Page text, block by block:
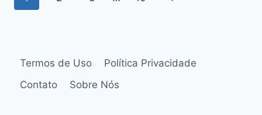
Termos de Uso
Política Privacidade
Contato
Sobre Nós